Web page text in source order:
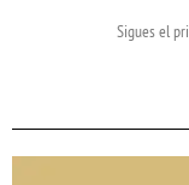
Sigues el